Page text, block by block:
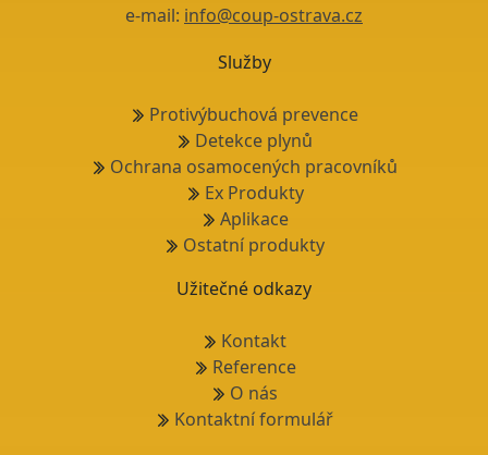
e-mail: info@coup-ostrava.cz
Služby
Protivýbuchová prevence
Detekce plynů
Ochrana osamocených pracovníků
Ex Produkty
Aplikace
Ostatní produkty
Užitečné odkazy
Kontakt
Reference
O nás
Kontaktní formulář